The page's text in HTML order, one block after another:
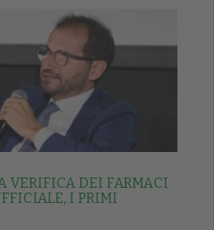
VERIFICA DEI FARMACI
I PRIMI